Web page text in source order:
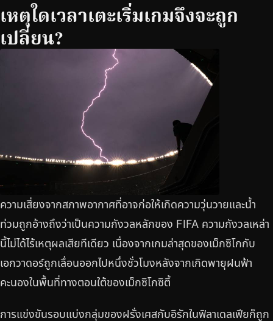
เหตุใดเวลาเตะเริ่มเกมจึงจะถูก
เปลี่ยน?
ความเสี่ยงจากสภาพอากาศที่อาจก่อให้เกิดความวุ่นวายและน้ำ
ท่วมถูกอ้างถึงว่าเป็นความกังวลหลักของ FIFA ความกังวลเหล่า
นี้ไม่ได้ไร้เหตุผลเสียทีเดียว เนื่องจากเกมล่าสุดของเม็กซิโกกับ
เอกวาดอร์ถูกเลื่อนออกไปหนึ่งชั่วโมงหลังจากเกิดพายุฝนฟ้า
คะนองในพื้นที่ทางตอนใต้ของเม็กซิโกซิตี้
การแข่งขันรอบแบ่งกลุ่มของฝรั่งเศสกับอิรักในฟิลาเดลเฟียก็ถูก